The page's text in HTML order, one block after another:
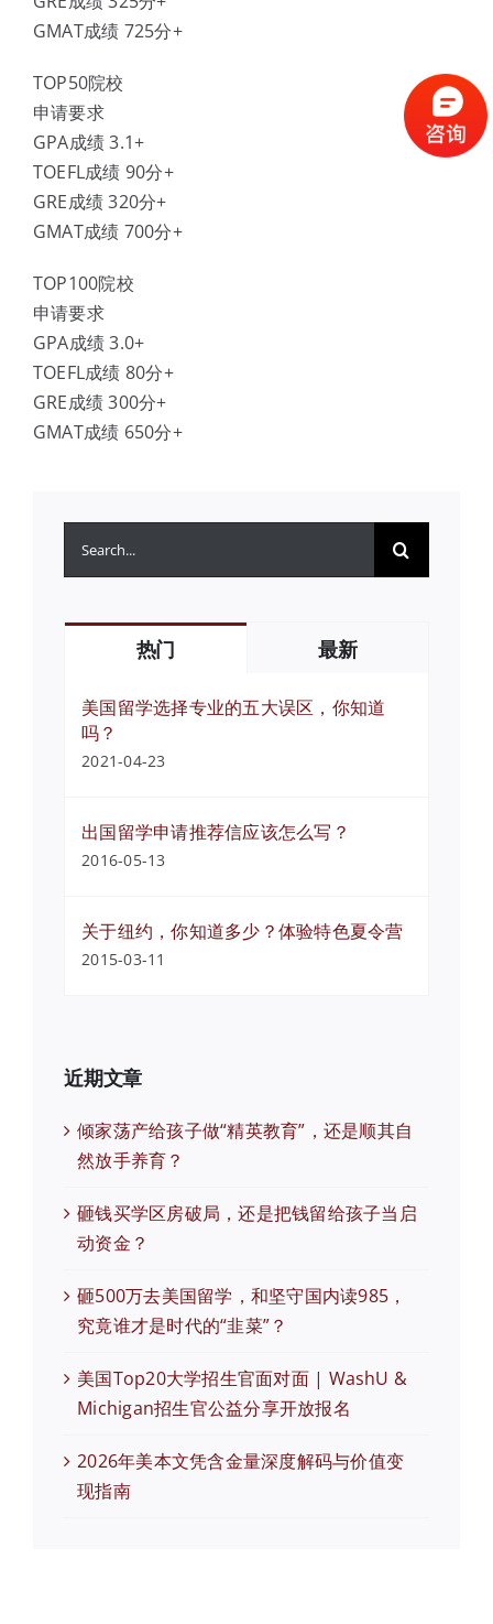
GMAT成绩 725分+
TOP50院校
申请要求
GPA成绩 3.1+
TOEFL成绩 90分+
GRE成绩 320分+
GMAT成绩 700分+
TOP100院校
申请要求
GPA成绩 3.0+
TOEFL成绩 80分+
GRE成绩 300分+
GMAT成绩 650分+
热门 最新
美国留学选择专业的五大误区，你知道
吗？
2021-04-23
出国留学申请推荐信应该怎么写？
2016-05-13
关于纽约，你知道多少？体验特色夏令营
2015-03-11
近期文章
倾家荡产给孩子做“精英教育”，还是顺其自
然放手养育？
砸钱买学区房破局，还是把钱留给孩子当启
动资金？
砸500万去美国留学，和坚守国内读985，
究竟谁才是时代的“韭菜”？
美国Top20大学招生官面对面 | WashU &
Michigan招生官公益分享开放报名
2026年美本文凭含金量深度解码与价值变
现指南